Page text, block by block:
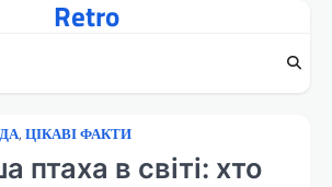
Retro
, ЦІКАВІ ФАКТИ
птаха в світі: хто